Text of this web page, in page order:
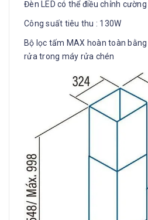
Đèn LED có thể điều chỉnh
Công suất tiêu thu : 130W
Bộ lọc tấm MAX hoàn toàn
rửa trong máy rửa chén